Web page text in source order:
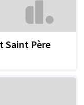
Saint Père